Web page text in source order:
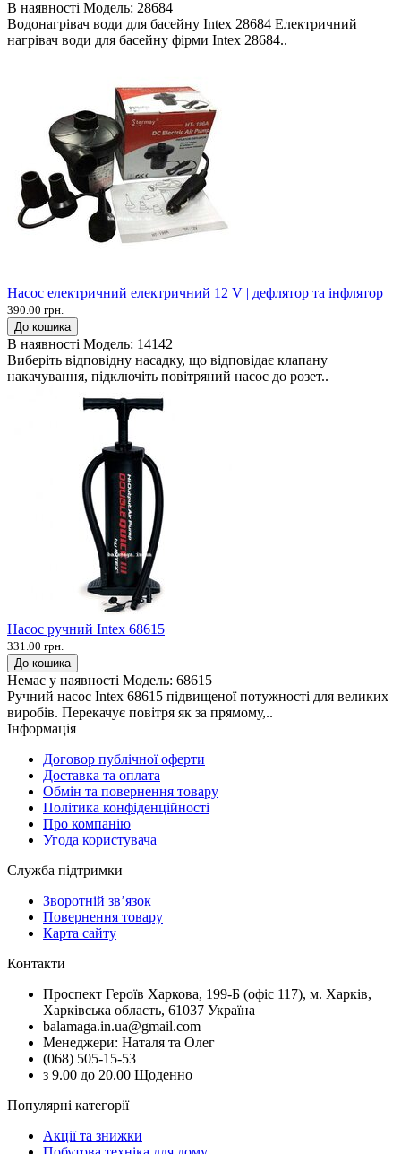
В наявності Модель: 28684
Водонагрівач води для басейну Intex 28684 Електричний
нагрівач води для басейну фірми Intex 28684..
Насос електричний електричний 12 V | дефлятор та інфлятор
390.00 грн.
До кошика
В наявності Модель: 14142
Виберіть відповідну насадку, що відповідає клапану
накачування, підключіть повітряний насос до розет..
Насос ручний Intex 68615
331.00 грн.
До кошика
Немає у наявності Модель: 68615
Ручний насос Intex 68615 підвищеної потужності для великих
виробів. Перекачує повітря як за прямому,..
Інформація
Договор публічної оферти
Доставка та оплата
Обмін та повернення товару
Політика конфіденційності
Про компанію
Угода користувача
Служба підтримки
Зворотній зв’язок
Повернення товару
Карта сайту
Контакти
Проспект Героїв Харкова, 199-Б (офіс 117), м. Харків,
Харківська область, 61037 Україна
balamaga.in.ua@gmail.com
Менеджери: Наталя та Олег
(068) 505-15-53
з 9.00 до 20.00 Щоденно
Популярні категорії
Акції та знижки